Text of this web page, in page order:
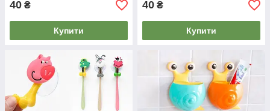
40 ₴
Купити
40 ₴
Купити